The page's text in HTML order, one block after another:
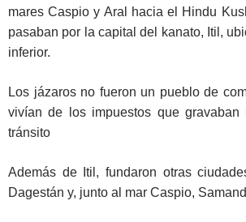
mares Caspio y Aral hacia el Hindu
pasaban por la capital del kanato, Itil,
inferior.
Los jázaros no fueron un pueblo de
vivían de los impuestos que gravaban
tránsito
Además de Itil, fundaron otras
Dagestán y, junto al mar Caspio,